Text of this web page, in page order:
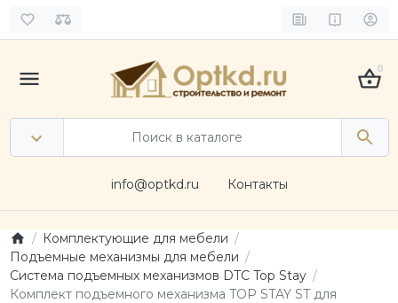
0
info@optkd.ru Контакты
Комплектующие для мебели
Подъемные механизмы для мебели
Система подъемных механизмов DTC Top Stay
Комплект подъемного механизма TOP STAY ST для